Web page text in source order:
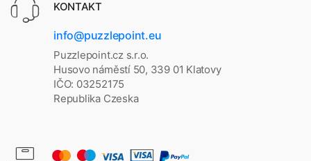
KONTAKT
info@puzzlepoint.eu
Puzzlepoint.cz s.r.o.
Husovo náměstí 50, 339 01 Klatovy
IČO: 03252175
Republika Czeska